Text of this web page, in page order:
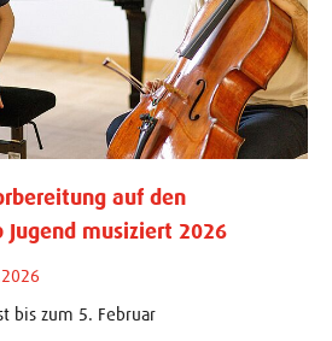
auf den
musiziert 2026
bis zum 5. Februar